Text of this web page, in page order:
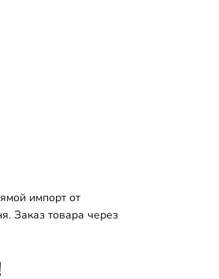
импорт от
Заказ товара через